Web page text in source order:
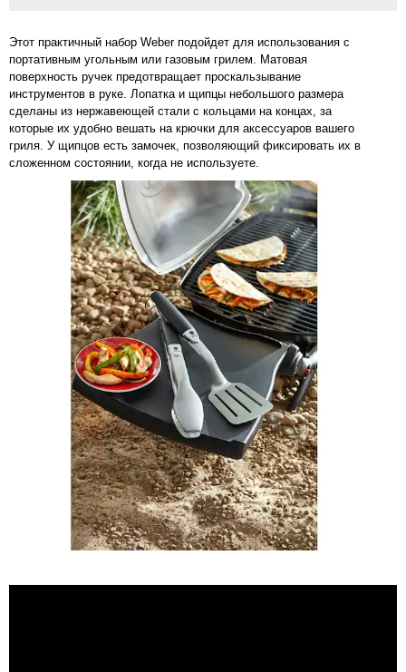
Этот практичный набор Weber подойдет для использования с
портативным угольным или газовым грилем. Матовая
поверхность ручек предотвращает проскальзывание
инструментов в руке. Лопатка и щипцы небольшого размера
сделаны из нержавеющей стали с кольцами на концах, за
которые их удобно вешать на крючки для аксессуаров вашего
гриля. У щипцов есть замочек, позволяющий фиксировать их в
сложенном состоянии, когда не используете.